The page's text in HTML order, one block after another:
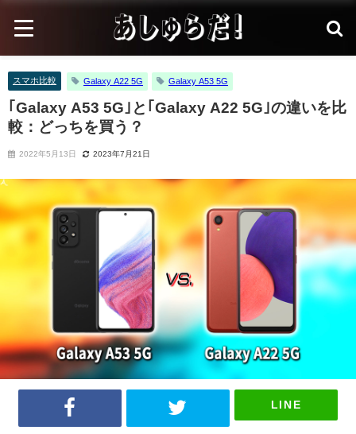
スマホ比較 Galaxy A22 5G Galaxy A53 5G
｢Galaxy A53 5G｣と｢Galaxy A22 5G｣の違いを比
較：どっちを買う？
2022年5月13日 2023年7月21日
LINE